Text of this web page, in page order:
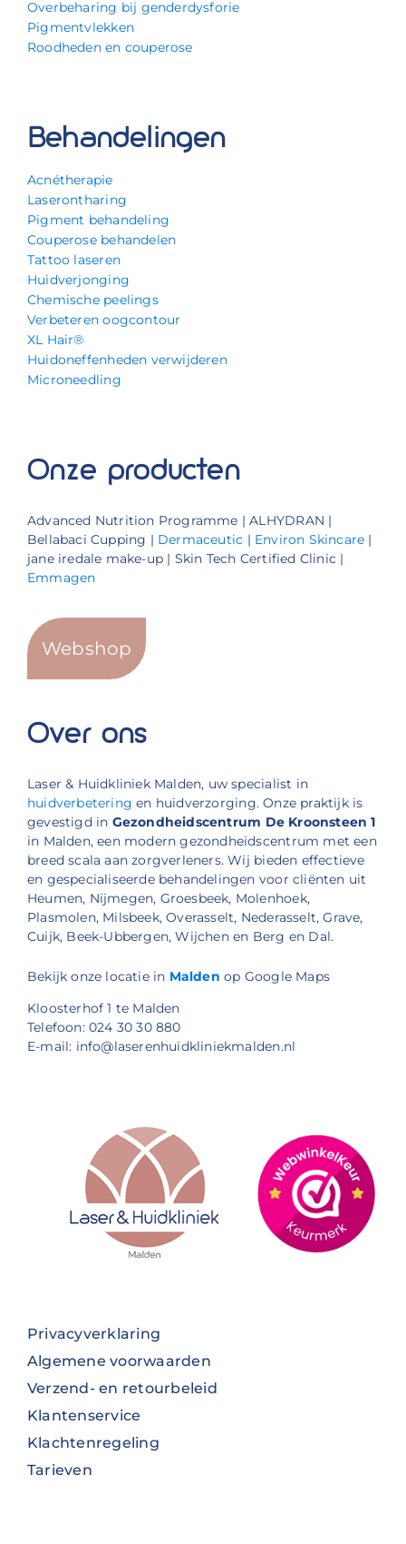
Overbeharing bij genderdysforie
Pigmentvlekken
Roodheden en couperose
Behandelingen
Acnétherapie
Laserontharing
Pigment behandeling
Couperose behandelen
Tattoo laseren
Huidverjonging
Chemische peelings
Verbeteren oogcontour
XL Hair®
Huidoneffenheden verwijderen
Microneedling
Onze producten
Advanced Nutrition Programme | ALHYDRAN |
Bellabaci Cupping | Dermaceutic | Environ Skincare |
jane iredale make-up | Skin Tech Certified Clinic |
Emmagen
Webshop
Over ons
Laser & Huidkliniek Malden, uw specialist in
huidverbetering en huidverzorging. Onze praktijk is
gevestigd in Gezondheidscentrum De Kroonsteen 1
in Malden, een modern gezondheidscentrum met een
breed scala aan zorgverleners. Wij bieden effectieve
en gespecialiseerde behandelingen voor cliënten uit
Heumen, Nijmegen, Groesbeek, Molenhoek,
Plasmolen, Milsbeek, Overasselt, Nederasselt, Grave,
Cuijk, Beek-Ubbergen, Wijchen en Berg en Dal.
Bekijk onze locatie in Malden op Google Maps
Kloosterhof 1 te Malden
Telefoon: 024 30 30 880
E-mail: info@laserenhuidkliniekmalden.nl
Privacyverklaring
Algemene voorwaarden
Verzend- en retourbeleid
Klantenservice
Klachtenregeling
Tarieven